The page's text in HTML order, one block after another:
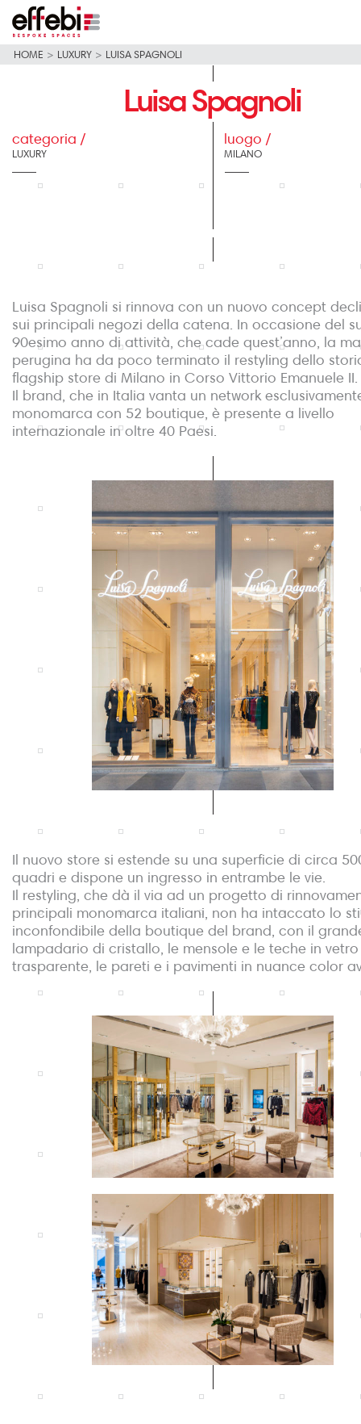
HOME > LUXURY > LUISA SPAGNOLI
Luisa Spagnoli
categoria /
LUXURY
luogo /
MILANO
Luisa Spagnoli si rinnova con un nuovo concept
sui principali negozi della catena. In occasione del
90esimo anno di attività, che cade quest’anno, la
perugina ha da poco terminato il restyling dello
flagship store di Milano in Corso Vittorio Emanuele II.
Il brand, che in Italia vanta un network
monomarca con 52 boutique, è presente a livello
internazionale in oltre 40 Paesi.
Il nuovo store si estende su una superficie di circa
quadri e dispone un ingresso in entrambe le vie.
Il restyling, che dà il via ad un progetto di
principali monomarca italiani, non ha intaccato lo
inconfondibile della boutique del brand, con il
lampadario di cristallo, le mensole e le teche in vetro
trasparente, le pareti e i pavimenti in nuance color